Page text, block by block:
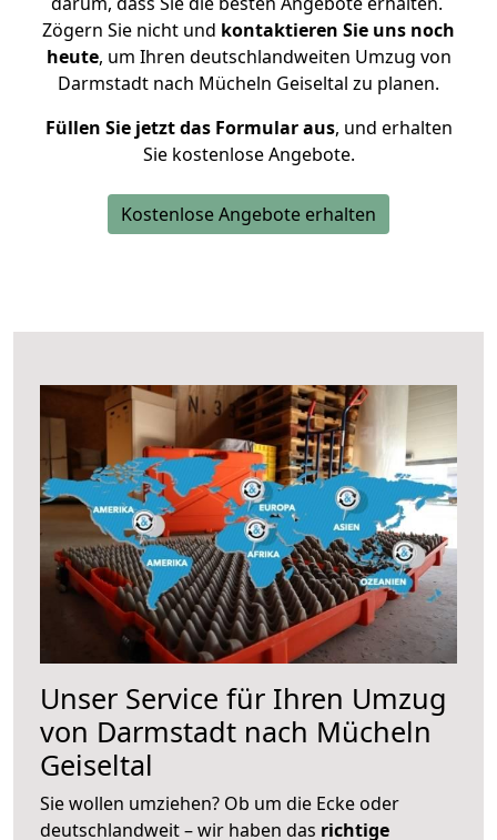
Zögern Sie nicht und kontaktieren Sie uns noch
heute, um Ihren deutschlandweiten Umzug von
Darmstadt nach Mücheln Geiseltal zu planen.
Füllen Sie jetzt das Formular aus, und erhalten
Sie kostenlose Angebote.
Kostenlose Angebote erhalten
Unser Service für Ihren Umzug
von Darmstadt nach Mücheln
Geiseltal
Sie wollen umziehen? Ob um die Ecke oder
deutschlandweit – wir haben das richtige